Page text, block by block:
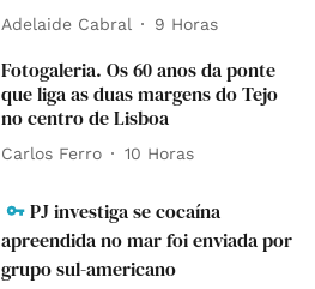
Adelaide Cabral 9 Horas
Fotogaleria. Os 60 anos da ponte
que liga as duas margens do Tejo
no centro de Lisboa
Carlos Ferro 10 Horas
PJ investiga se cocaína
apreendida no mar foi enviada por
grupo sul-americano